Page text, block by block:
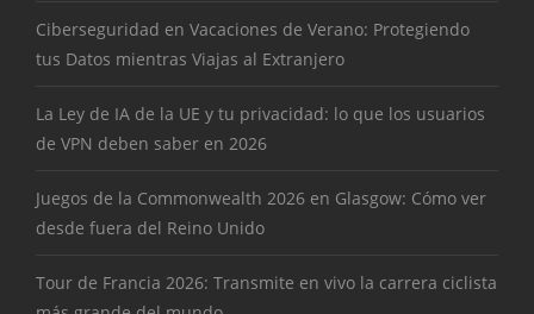
Ciberseguridad en Vacaciones de Verano: Protegiendo
tus Datos mientras Viajas al Extranjero
La Ley de IA de la UE y tu privacidad: lo que los usuarios
de VPN deben saber en 2026
Juegos de la Commonwealth 2026 en Glasgow: Cómo ver
desde fuera del Reino Unido
Tour de Francia 2026: Transmite en vivo la carrera ciclista